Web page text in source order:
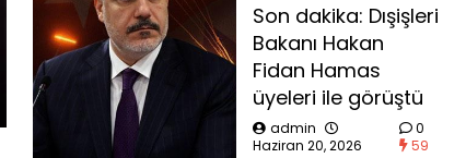
Son dakika: Dışişleri
Bakanı Hakan
Fidan Hamas
üyeleri ile görüştü
admin
Haziran 20, 2026
0
59